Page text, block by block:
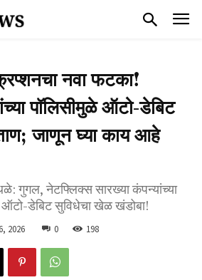
नवा फटका!
पॉलिसीमुळे ऑटो-डेबिट
जाणून घ्या काय आहे
गुगल, नेटफ्लिक्स सारख्या कंपन्यांच्या
डेबिट सुविधेचा खेळ खंडोबा!
2026 0 198